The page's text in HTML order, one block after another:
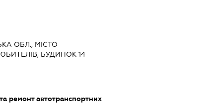
ОБЛ., МІСТО
БУДИНОК 14
ремонт автотранспортних